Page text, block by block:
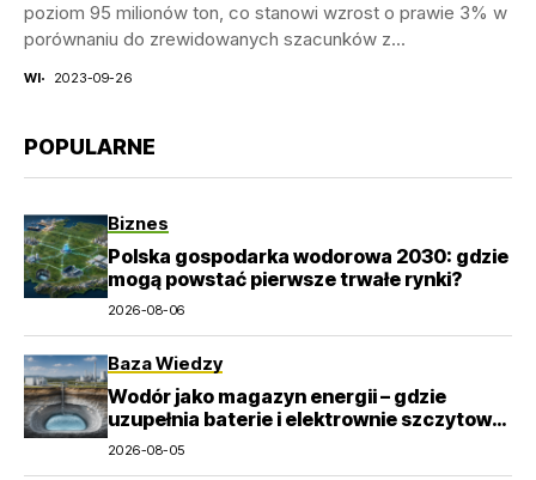
poziom 95 milionów ton, co stanowi wzrost o prawie 3% w
porównaniu do zrewidowanych szacunków z...
WI 2023-09-26
POPULARNE
Biznes
Polska gospodarka wodorowa 2030: gdzie
mogą powstać pierwsze trwałe rynki?
2026-08-06
Baza Wiedzy
Wodór jako magazyn energii – gdzie
uzupełnia baterie i elektrownie szczytowo-
pompowe?
2026-08-05